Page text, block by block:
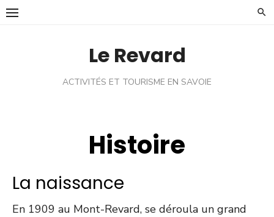
Skip
Le Revard
ACTIVITÉS ET TOURISME EN SAVOIE
Histoire
La naissance
En 1909 au Mont-Revard, se déroula un grand